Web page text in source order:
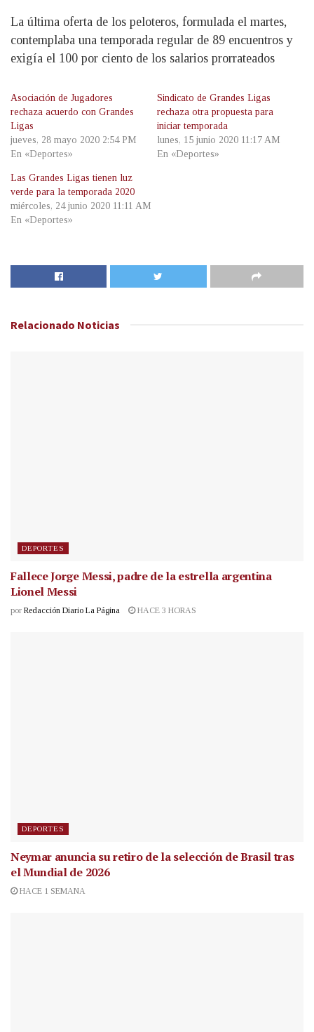
La última oferta de los peloteros, formulada el martes,
contemplaba una temporada regular de 89 encuentros y
exigía el 100 por ciento de los salarios prorrateados
Asociación de Jugadores
rechaza acuerdo con Grandes
Ligas
jueves, 28 mayo 2020 2:54 PM
En «Deportes»
Sindicato de Grandes Ligas
rechaza otra propuesta para
iniciar temporada
lunes, 15 junio 2020 11:17 AM
En «Deportes»
Las Grandes Ligas tienen luz
verde para la temporada 2020
miércoles, 24 junio 2020 11:11 AM
En «Deportes»
Relacionado Noticias
DEPORTES
Fallece Jorge Messi, padre de la estrella argentina
Lionel Messi
por Redacción Diario La Página HACE 3 HORAS
DEPORTES
Neymar anuncia su retiro de la selección de Brasil tras
el Mundial de 2026
HACE 1 SEMANA